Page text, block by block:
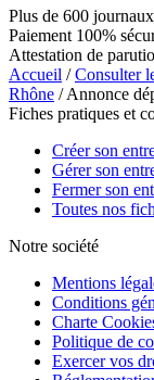
Plus de 600
Paiement 100%
Attestation de
Accueil /Consulter
Rhône / Annonce
Fiches pratiques et
Créer son
Gérer son
Fermer son
Toutes nos
Notre société
Mentions
Conditions
Charte
Politique de
Exercer vos